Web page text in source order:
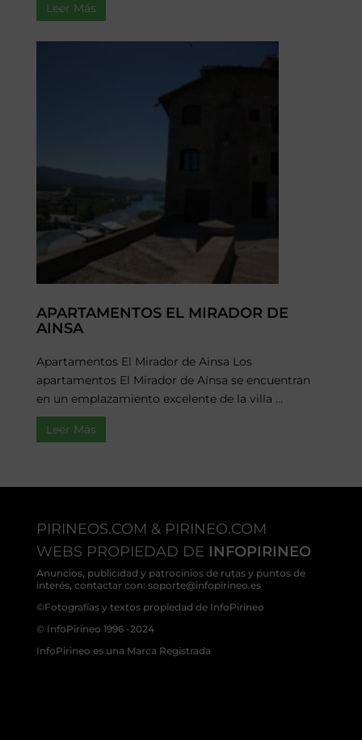
Leer Más
APARTAMENTOS EL MIRADOR DE
AINSA
Apartamentos El Mirador de Ainsa Los
apartamentos El Mirador de Aínsa se encuentran
en un emplazamiento excelente de la villa ...
Leer Más
PIRINEOS.COM & PIRINEO.COM
WEBS PROPIEDAD DE INFOPIRINEO
Anuncios, publicidad y patrocinios de rutas y puntos de
interés, contactar con: soporte@infopirineo.es
©Fotografías y textos propiedad de InfoPirineo
© InfoPirineo 1996 -2024
InfoPirineo es una Marca Registrada